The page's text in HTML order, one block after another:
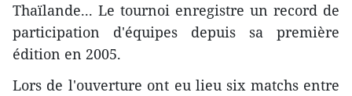
Thaïlande... Le tournoi enregistre un record de
participation d'équipes depuis sa première
édition en 2005.
Lors de l'ouverture ont eu lieu six matchs entre